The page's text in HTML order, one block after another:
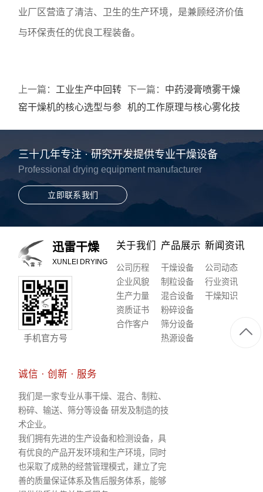
业厂区营造了清洁、卫生的生产环境，是兼顾经济价值
与环保责任的优良工程装备。
上一篇： 工业生产中回转
窑干燥机的核心选型与参
下一篇： 中药浸膏喷雾干燥
机的工作原理与核心雾化技
三十几年专注 · 研究开发提供专业干燥设备
Professional drying equipment manufacturer
立即联系我们
迅雷干燥
XUNLEI DRYING
手机官方号
关于我们
公司历程
企业风貌
生产力量
资质证书
合作客户
产品展示
干燥设备
制粒设备
混合设备
粉碎设备
筛分设备
热源设备
新闻资讯
公司动态
行业资讯
干燥知识
诚信 · 创新 · 服务
我们是一家专业从事干燥、混合、制粒、
粉碎、输送、筛分等设备 研发及制造的技
术企业。
我们拥有先进的生产设备和检测设备，具
有优良的产品开发环境和生产环境，同时
也采取了成熟的经营管理模式，建立了完
善的质量保证体系及售后服务体系，能够